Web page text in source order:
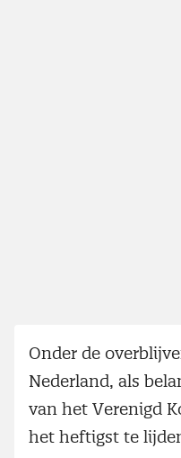
Onder de
Nederland, als
van het Verenigd
het heftigst te